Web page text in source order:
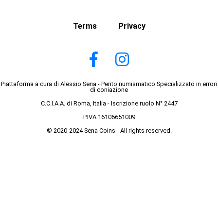
Terms Privacy
Piattaforma a cura di Alessio Sena - Perito numismatico Specializzato in errori
di coniazione
C.C.I.A.A. di Roma, Italia - Iscrizione ruolo N° 2447
P.IVA 16106651009
© 2020-2024 Sena Coins - All rights reserved.